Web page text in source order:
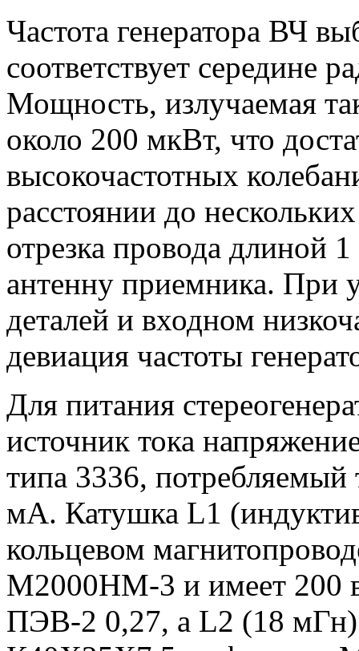
Частота генератора ВЧ
соответствует середине
Мощность, излучаемая
около 200 мкВт, что
высокочастотных
расстоянии до
отрезка провода длиной
антенну приемника. При
деталей и входном
девиация частоты
Для питания
источник тока
типа 3336, потребляемый
мА. Катушка L1
кольцевом
М2000НМ-3 и имеет 200
ПЭВ-2 0,27, a L2 (18 мГн)